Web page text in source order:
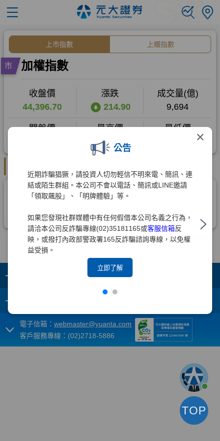
×
公告
近期詐騙猖獗，請投資人切勿輕信不明來電、簡訊、連
結或陌生群組。本公司不會以電話、簡訊或LINE邀請
「領取飆股」、「明牌體驗」等。
如果您發現社群媒體中有任何假借本公司名義之行為，
請洽本公司反詐騙專線(02)35181165或客服信箱反
映，或撥打內政部警政署165反詐騙諮詢專線，以免權
益受損。
立即了解
+
+
電子信箱： webmaster@yuanta.com
客戶服務專線：(02)2718-5886
TOP